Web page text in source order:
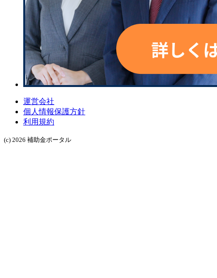
運営会社
個人情報保護方針
利用規約
(c) 2026 補助金ポータル